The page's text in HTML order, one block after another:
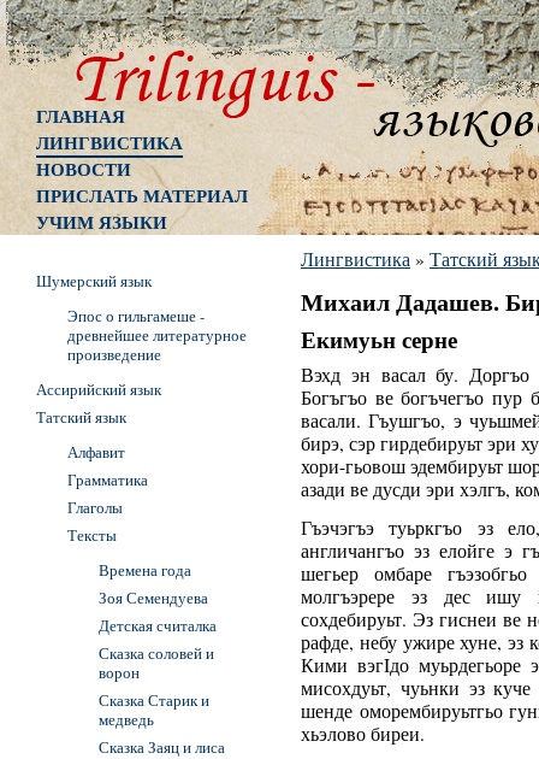
ГЛАВНАЯ
ЛИНГВИСТИКА
НОВОСТИ
ПРИСЛАТЬ МАТЕРИАЛ
УЧИМ ЯЗЫКИ
Лингвистика » Татский
Михаил Дадашев.
Екимуьн серне
Вэхд эн васал бу. Доргъо
Богъгъо ве богъчегъо пур
васали. Гъушгъо, э
бирэ, сэр гирдебируьт эри
хори-гьовош эдембируьт
азади ве дусди эри хэлгъ,
Гъэчэгъэ туьркгъо эз
англичангъо эз елойге э
шегьер омбаре
молгъэрере эз дес
сохдебируьт. Эз гиснеи ве
рафде, небу ужире хуне, эз
Кими вэгIдо муьрдегьоре
мисохдуьт, чуьнки эз
шенде оморембируьтгьо
хьэлово биреи.
Шумерский язык
Эпос о гильгамеше -
древнейшее литературное
произведение
Ассирийский язык
Татский язык
Алфавит
Грамматика
Глаголы
Тексты
Времена года
Зоя Семендуева
Детская считалка
Сказка соловей и
ворон
Сказка Старик и
медведь
Сказка Заяц и лиса